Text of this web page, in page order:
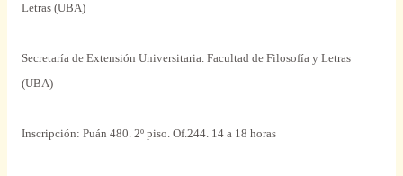
Letras (UBA)
Secretaría de Extensión Universitaria. Facultad de Filosofía y Letras
(UBA)
Inscripción: Puán 480. 2º piso. Of.244. 14 a 18 horas